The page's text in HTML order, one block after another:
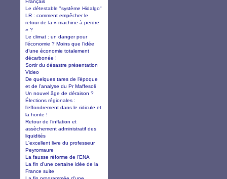
Le détestable "système Hidalgo"
LR : comment empêcher le
retour de la « machine à perdre
» ?
Le climat : un danger pour
l’économie ? Moins que l’idée
d’une économie totalement
décarbonée !
Sortir du désastre présentation
Video
De quelques tares de l’époque
et de l’analyse du Pr Maffesoli
Un nouvel âge de déraison ?
Élections régionales :
l’effondrement dans le ridicule et
la honte !
Retour de l’inflation et
assèchement administratif des
liquidités
L'excellent livre du professeur
Peyromaure
La fausse réforme de l’ENA
La fin d'une certaine idée de la
France suite